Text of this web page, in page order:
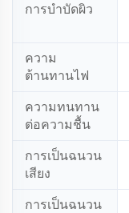
การบำบัดผิว
ความ
ต้านทานไฟ
ความทนทาน
ต่อความชื้น
การเป็นฉนวน
เสียง
การเป็นฉนวน